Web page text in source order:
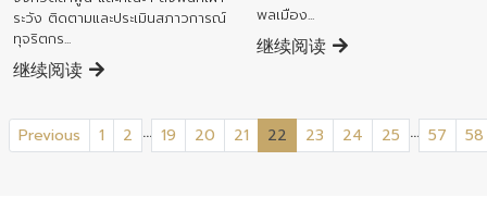
ระวัง ติดตามและประเมินสภาวการณ์
ทุจริตกร...
继续阅读
พลเมือง...
继续阅读
Previous 1 2 ... 19 20 21 22 (current)
23 24 25 ... 57 58